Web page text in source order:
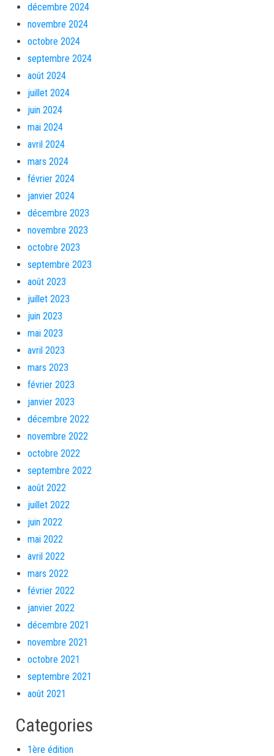
décembre 2024
novembre 2024
octobre 2024
septembre 2024
août 2024
juillet 2024
juin 2024
mai 2024
avril 2024
mars 2024
février 2024
janvier 2024
décembre 2023
novembre 2023
octobre 2023
septembre 2023
août 2023
juillet 2023
juin 2023
mai 2023
avril 2023
mars 2023
février 2023
janvier 2023
décembre 2022
novembre 2022
octobre 2022
septembre 2022
août 2022
juillet 2022
juin 2022
mai 2022
avril 2022
mars 2022
février 2022
janvier 2022
décembre 2021
novembre 2021
octobre 2021
septembre 2021
août 2021
Categories
1ère édition